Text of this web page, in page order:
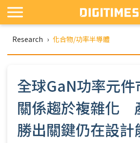
Research › 化合物/功率半導體
全球GaN功率元
關係趨於複雜化
勝出關鍵仍在設計